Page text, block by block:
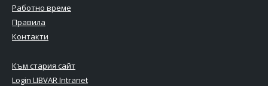
Работно време
Правила
Контакти
Към стария сайт
Login LIBVAR Intranet